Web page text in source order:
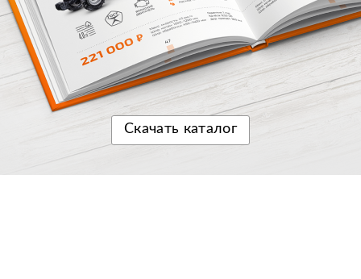
Скачать каталог